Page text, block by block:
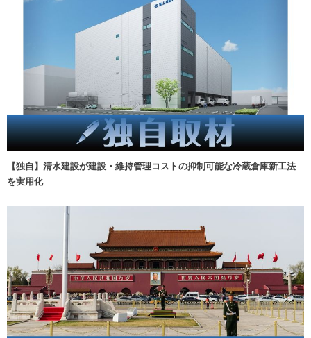
【独自】清水建設が建設・維持管理コストの抑制可能な冷蔵倉庫新工法
を実用化